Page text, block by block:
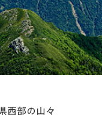
西部の山々